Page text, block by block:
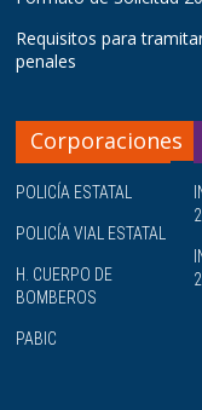
Requisitos para
penales
Corporaciones
POLICÍA ESTATAL
POLICÍA VIAL ESTATAL
H. CUERPO DE
BOMBEROS
PABIC